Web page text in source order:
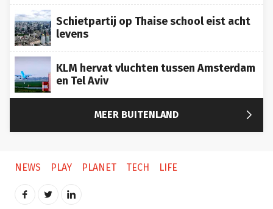
Schietpartij op Thaise school eist acht
levens
KLM hervat vluchten tussen Amsterdam
en Tel Aviv
MEER BUITENLAND 
NEWS PLAY PLANET TECH LIFE